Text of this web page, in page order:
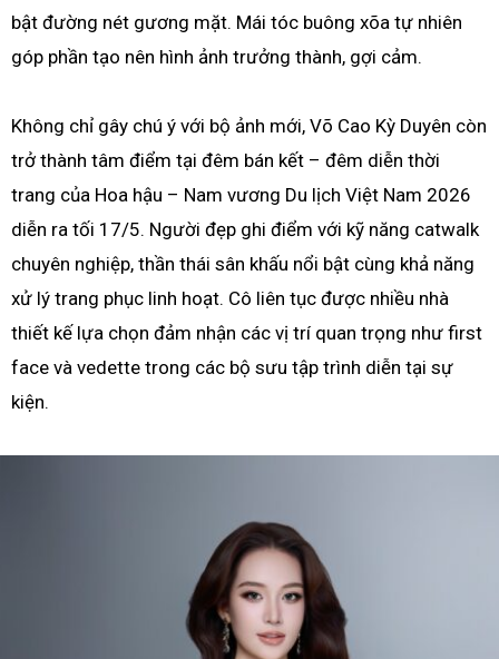
bật đường nét gương mặt. Mái tóc buông xõa tự nhiên
góp phần tạo nên hình ảnh trưởng thành, gợi cảm.
Không chỉ gây chú ý với bộ ảnh mới, Võ Cao Kỳ Duyên còn
trở thành tâm điểm tại đêm bán kết – đêm diễn thời
trang của Hoa hậu – Nam vương Du lịch Việt Nam 2026
diễn ra tối 17/5. Người đẹp ghi điểm với kỹ năng catwalk
chuyên nghiệp, thần thái sân khấu nổi bật cùng khả năng
xử lý trang phục linh hoạt. Cô liên tục được nhiều nhà
thiết kế lựa chọn đảm nhận các vị trí quan trọng như first
face và vedette trong các bộ sưu tập trình diễn tại sự
kiện.